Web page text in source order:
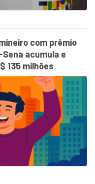
com prêmio
acumula e
135 milhões